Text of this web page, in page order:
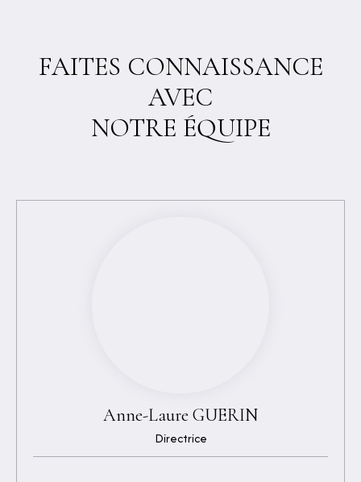
FAITES CONNAISSANCE
AVEC
NOTRE ÉQUIPE
Anne-Laure GUERIN
Directrice